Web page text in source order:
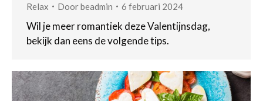
Relax Doorbeadmin 6 februari 2024
Wil je meer romantiek deze Valentijnsdag,
bekijk dan eens de volgende tips.